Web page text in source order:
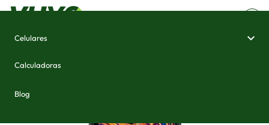
Celulares
Calculadoras
Blog